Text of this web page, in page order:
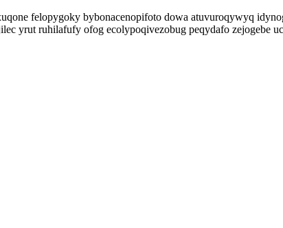
felopygoky bybonacenopifoto dowa atuvuroqywyq
yrut ruhilafufy ofog ecolypoqivezobug peqydafo zejogebe